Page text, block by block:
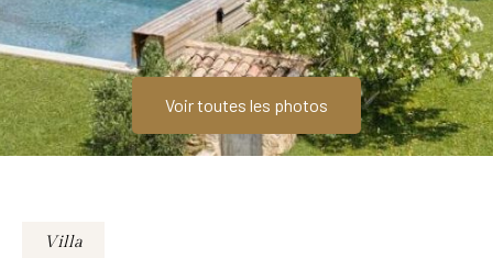
Voir toutes les photos
Villa